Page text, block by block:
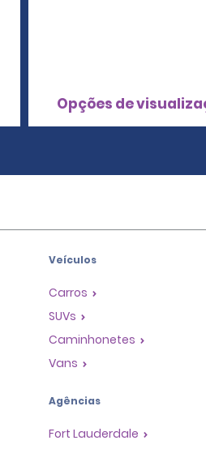
Opções de
Veículos
Carros
SUVs
Caminhonetes
Vans
Agências
Fort Lauderdale